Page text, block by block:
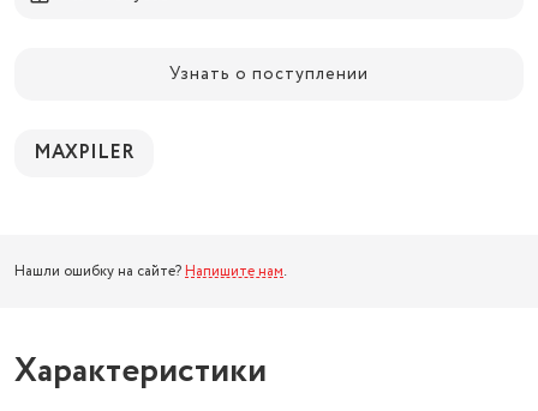
Узнать о поступлении
MAXPILER
Нашли ошибку на сайте? Напишите нам.
Характеристики